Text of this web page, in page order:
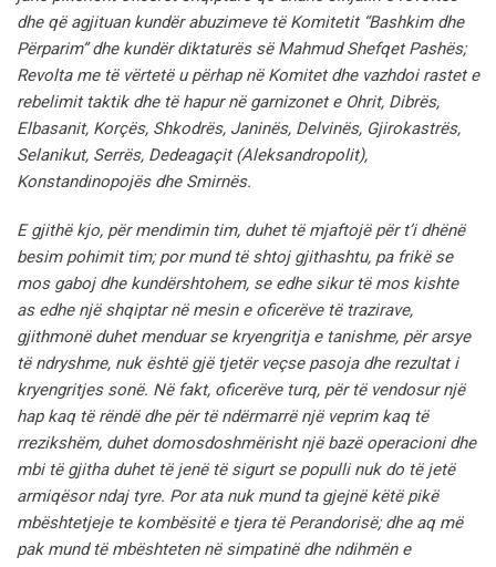
dhe që agjituan kundër abuzimeve të Komitetit “Bashkim dhe
Përparim” dhe kundër diktaturës së Mahmud Shefqet Pashës;
Revolta me të vërtetë u përhap në Komitet dhe vazhdoi rastet e
rebelimit taktik dhe të hapur në garnizonet e Ohrit, Dibrës,
Elbasanit, Korçës, Shkodrës, Janinës, Delvinës, Gjirokastrës,
Selanikut, Serrës, Dedeagaçit (Aleksandropolit),
Konstandinopojës dhe Smirnës.
E gjithë kjo, për mendimin tim, duhet të mjaftojë për t’i dhënë
besim pohimit tim; por mund të shtoj gjithashtu, pa frikë se
mos gaboj dhe kundërshtohem, se edhe sikur të mos kishte
as edhe një shqiptar në mesin e oficerëve të trazirave,
gjithmonë duhet menduar se kryengritja e tanishme, për arsye
të ndryshme, nuk është gjë tjetër veçse pasoja dhe rezultat i
kryengritjes sonë. Në fakt, oficerëve turq, për të vendosur një
hap kaq të rëndë dhe për të ndërmarrë një veprim kaq të
rrezikshëm, duhet domosdoshmërisht një bazë operacioni dhe
mbi të gjitha duhet të jenë të sigurt se populli nuk do të jetë
armiqësor ndaj tyre. Por ata nuk mund ta gjejnë këtë pikë
mbështetjeje te kombësitë e tjera të Perandorisë; dhe aq më
pak mund të mbështeten në simpatinë dhe ndihmën e